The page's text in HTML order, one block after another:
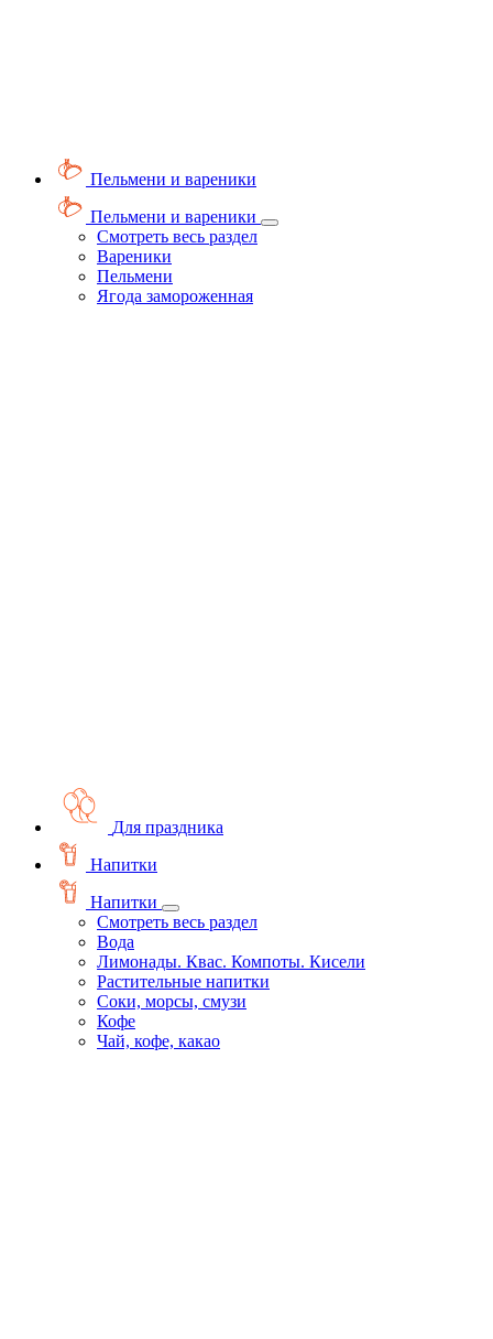
Пельмени и вареники
Пельмени и вареники
Смотреть весь раздел
Вареники
Пельмени
Ягода замороженная
Для праздника
Напитки
Напитки
Смотреть весь раздел
Вода
Лимонады. Квас. Компоты. Кисели
Растительные напитки
Соки, морсы, смузи
Кофе
Чай, кофе, какао